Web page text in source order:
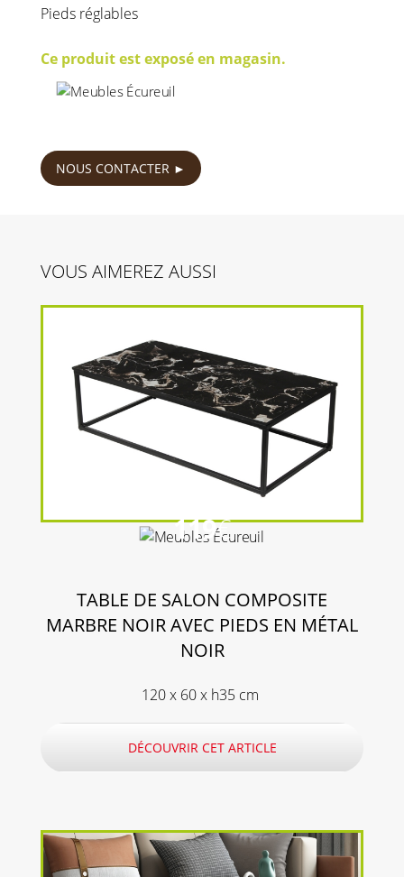
Pieds réglables
Ce produit est exposé en magasin.
NOUS CONTACTER
VOUS AIMEREZ AUSSI
119€
TABLE DE SALON COMPOSITE
MARBRE NOIR AVEC PIEDS EN MÉTAL
NOIR
120 x 60 x h35 cm
DÉCOUVRIR CET ARTICLE